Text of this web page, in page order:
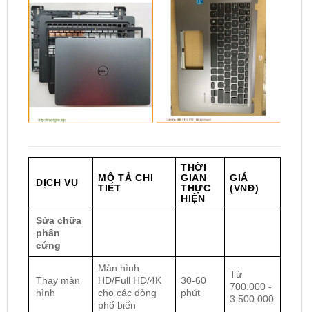
DỊCH VỤ
MÔ TẢ CHI
TIẾT
THỜI
GIAN
THỰC
HIỆN
GIÁ
(VNĐ)
Sửa chữa
phần
cứng
Thay màn
hình
Màn hình
HD/Full HD/4K
cho các dòng
phổ biến
30-60
phút
Từ
700.000 -
3.500.000